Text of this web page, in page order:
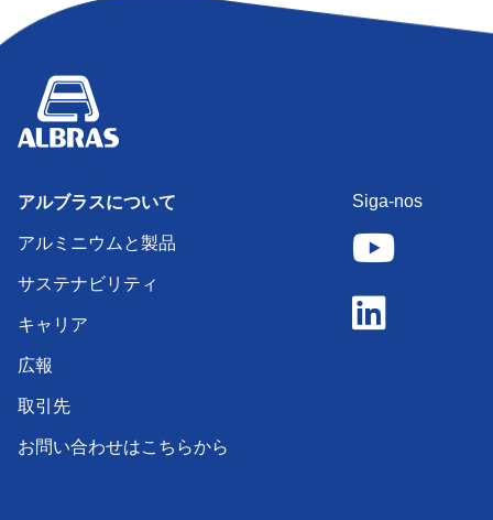
アルブラスについて
アルミニウムと製品
サステナビリティ
キャリア
広報
取引先
お問い合わせはこちらから
Siga-nos